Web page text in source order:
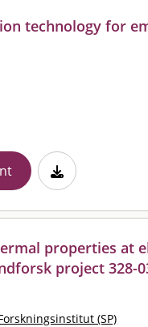
technology for
properties at
project 328-
(SP)